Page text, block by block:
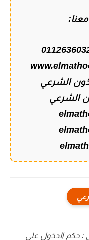
الشرعي
الشرعي
: حكم الدخول على